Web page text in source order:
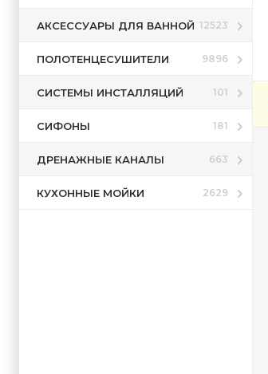
АКСЕССУАРЫ ДЛЯ ВАННОЙ 12523
ПОЛОТЕНЦЕСУШИТЕЛИ 9896
СИСТЕМЫ ИНСТАЛЛЯЦИЙ 101
СИФОНЫ 181
ДРЕНАЖНЫЕ КАНАЛЫ 663
КУХОННЫЕ МОЙКИ 2629